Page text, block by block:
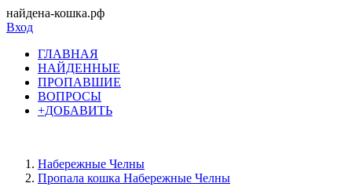
найдена-кошка.рф
Вход
ГЛАВНАЯ
НАЙДЕННЫЕ
ПРОПАВШИЕ
ВОПРОСЫ
+ДОБАВИТЬ
Набережные Челны
Пропала кошка Набережные Челны